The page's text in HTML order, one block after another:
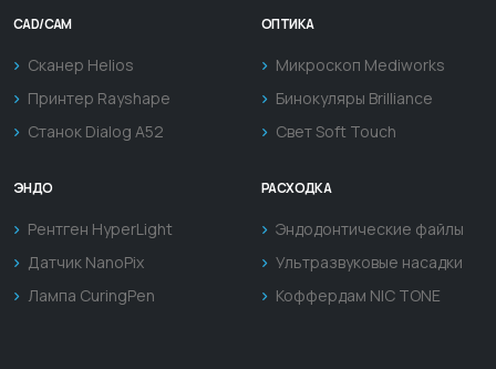
CAD/CAM
Сканер Helios
Принтер Rayshape
Станок Dialog A52
ОПТИКА
Микроскоп Mediworks
Бинокуляры Brilliance
Свет Soft Touch
ЭНДО
Рентген HyperLight
Датчик NanoPix
Лампа CuringPen
РАСХОДКА
Эндодонтические файлы
Ультразвуковые насадки
Коффердам NIC TONE